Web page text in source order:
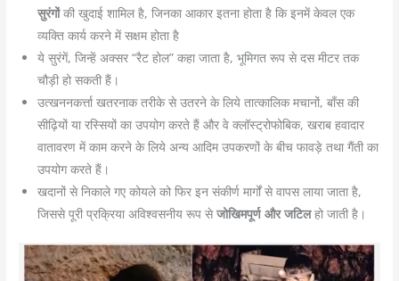
सुरंगोंकी खुदाई शामिल है, जिनका आकार इतना होता है कि इनमें केवल एक
व्यक्ति कार्य करने में सक्षम होता है
ये सुरंगें, जिन्हें अक्सर “रैट होल” कहा जाता है, भूमिगत रूप से दस मीटर तक
चौड़ी हो सकती हैं।
उत्खननकर्त्ता खतरनाक तरीके से उतरने के लिये तात्कालिक मचानों, बाँस की
सीढ़ियों या रस्सियों का उपयोग करते हैं और वे क्लॉस्ट्रोफोबिक, खराब हवादार
वातावरण में काम करने के लिये अन्य आदिम उपकरणों के बीच फावड़े तथा गैंती का
उपयोग करते हैं।
खदानों से निकाले गए कोयले को फिर इन संकीर्ण मार्गों से वापस लाया जाता है,
जिससे पूरी प्रक्रिया अविश्वसनीय रूप सेजोखिमपूर्ण और जटिलहो जाती है।